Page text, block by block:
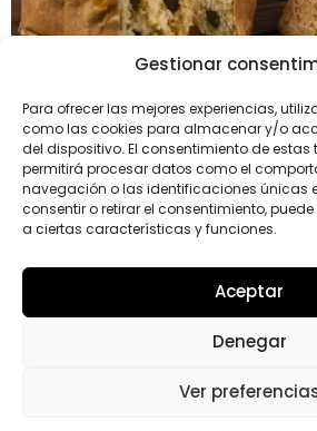
Gestionar
Para ofrecer las mejores experiencias,
como las cookies para almacenar y/o
del dispositivo. El consentimiento de
permitirá procesar datos como el
navegación o las identificaciones únicas
consentir o retirar el consentimiento,
a ciertas características y funciones.
Aceptar
Denegar
Ver
Una de las recetas de Navidad
Panettone, un delicioso dulce
ideal para tomar tanto después
para el desayuno, o incluso para
Proveedor
verificado por: